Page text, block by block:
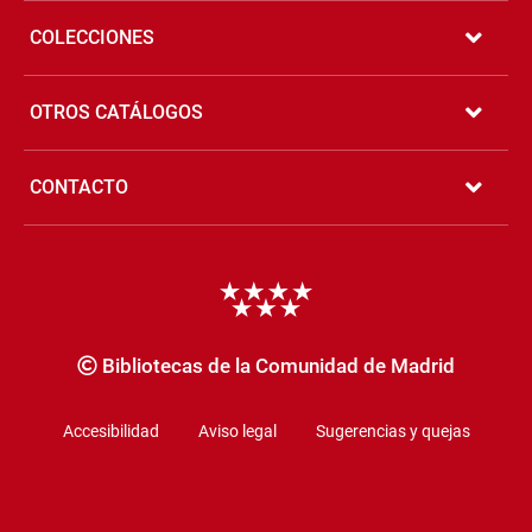
COLECCIONES
OTROS CATÁLOGOS
CONTACTO
Bibliotecas de la Comunidad de Madrid
Accesibilidad Aviso legal Sugerencias y quejas